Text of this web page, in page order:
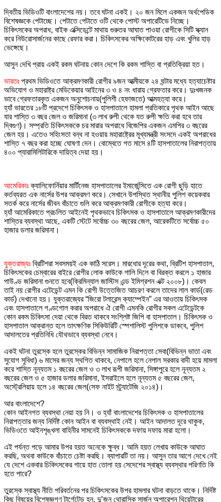
দ্বিতীয় ভিডিওটি বাংলাদেশের নয়। তবে ঘটনা একই। ২০ জন মিলে একজন অর্থপেডিক
বিশেষজ্ঞকে পেটাচ্ছে। পেটাতে পেটাতে ওটি থেকে পোস্ট অপারেটিভে নিচ্ছে।
চিকিৎসকের অপরাধ, বাইক এক্সিডেন্টে মাথায় গুরুতর আঘাত পাওয়া রোগীকে সিটি স্ক্যান
করে নিউরোসার্জনের কাছে রেফার করা। চিকিৎসকের অক্ষিকোটরের হাড় এবং খুলির হাড়
ভেঙ্গেছে।
আসুন দেখি প্রায় একই রকম ঘটনায় কোন দেশে কি রকম শাস্তি বা প্রতিক্রিয়া হত।
ভারতঃ প্রথম ভিডিওতে আক্রমণকারী রোগীর ৯জন আত্মীয়কে ২৪ ঘন্টার মধ্যে হত্যাচেষ্টার
অভিযোগ ও মহারাষ্ট্র মেডিকেয়ার আইনের ৩ ও ৪ নং ধারায় গ্রেফতার করে। দুঃখজনক
ভাবে গ্রেফতারকৃত একজন অনুশোচনায়(পুলিশী হেফাজতে) আত্মহত্যা করে।
হ্যাঁ ভারতের ১৮টি প্রদেশে চিকিৎসক ও হাসপাতালে হামলা প্রতিকারে পৃথক আইন আছে
যার শাস্তি ৩ বছর জেল ও জরিমানা (৩ লাখ রুপী থেকে যত রুপী ক্ষতি করা হবে তার
দ্বিগুণ)। সম্প্রতি চিকিৎসককে চর মারার অপরাধে বিজেপির একজন এমপির ৩ বছরের
জেল হয়। এতেও সহিংসতা বন্ধ না হওয়ায় মহারাষ্ট্রের মূখ্যমন্ত্রী সংসদে একই অপরাধের
শাস্তি ৭ বছর করা হচ্ছে ঘোষণা দেন। বোম্বেতে গত মাসে ৪টি হাসপাতালের নিরাপত্তায়
৪০০ প্যারামিলিটারিকে দায়িত্ব দেয়া হয়।
আমেরিকাঃক্যালিফোর্নিয়ার মার্টিনেজ হাসপাতালের ইমার্জেন্সিতে এক রোগী ছুড়ি হাতে
কর্তব্যরত এক নার্সের উপর আক্রমণ করে। সেখানে উপস্থিত স্থানীয় পুলিশ কয়েকবার
সতর্ক করে নার্সের জীবন বাঁচাতে গুলি করে আক্রমণকারী রোগীকে হত্যা করে।
হ্যাঁ আমেরিকাতে প্রচলিত আইনেই পৃথকভাবে চিকিৎসক ও হাসপাতালে আক্রমণকারীদের
শাস্তির ব্যবস্থা আছে, একটি স্টেটে সর্বোচ্চ ৩০ বছরের জেল, আরেকটিতে সর্বোচ্চ ৫০
হাজার ডলার জরিমানা।
যুক্তরাজ্যঃ ব্রিটিশরা সবসময়ই এক কাঠি সরেস। মারধোর দূরের কথা, ব্রিটিশ হাসপাতাল,
চিকিৎসকের চেম্বারের বাইরে রোগীর লোক কাউকে গালি দিলে বা বিরক্ত করলে ১ হাজার
পাউণ্ড জরিমানা গুনতে হবে(ক্রিমিন্যাল জাস্টিস এন্ড ইমিগ্রশন এক্ট ২০০৮)। কেবল
তাই নয় রোগীর এটেডেন্ট এমন কি রোগী উত্তেজিত আচরণ করলে তাদের লাল কার্ড(রেড
কার্ড) দেখানো হয়। যুক্তরাজ্যের “জিরো টলারেন্স ক্যাম্পেইন” এর আওতায় চিকিৎসক
এবং হাসপাতালে গণ্ডগোল করার অপরাধে ঐ রোগী এমনকি রোগীর সকল এটেডেন্টকে
কোন রকম চিকিৎসা দেয়া থেকে বিরত থাকবে সংশ্লিষ্ট জিপি বা হাসপাতাল। চিকিৎসক ও
হাসপাতাল আক্রান্ত হলে তাৎক্ষণিক সিকিউরিটি স্পেশালিস্ট পুলিশকে ডাকবে, পুলিশ
আদালতের প্রতিনিধি যৌথভাবে ব্যবস্থা নেবে।
একই ঘটনা তুরস্কে হলে তুরস্কের বিভিন্ন সামাজিক নিরাপত্তা সেবা(বিভিন্ন ভাতা এবং
সুযোগ সুবিধা) ৬ মাসের জন্য স্থগিত থাকবে, নেপালে হলে নেপাল সরকার বাদী হয়ে মামলা
করে শাস্তি নূন্যতম ১ বছরের জেল ও ৩ লাখ রূপী জরিমানা, সিঙ্গাপুরে হলে নূন্যতম ২
বছরের জেল ও ৫ হাজার ডলার জরিমানা, ইসরাইলে হলে নূন্যতম ৫ বছরের জেল,
অস্ট্রেলিয়ায় হলে ১৪ বছরের জেল(সেফ নাইট স্ট্র্যাটেজি ২০১৪)।
আর বাংলাদেশে?
কোন আইনগত ব্যবস্থা নেয়া হয় নি। ও হ্যাঁ বাংলাদেশের চিকিৎসক ও হাসপাতালের
নিরাপত্তার জন্য নির্দিষ্ট কোন আইন বা ব্যবস্থাই নেই। আইন আদালত দূরে থাকুক,
ভিডিওতে আইনশৃঙ্খলা বাহিনীর সামনেই চিকিৎসককে দফায় দফায় মারা হলো।
এই পর্যন্ত পড়ে আমার উপর হয়ত অনেকে ক্ষুব্ধ। আমি হয়ত লেখায় কাউকে আঘাত
করছি, অথবা কাউকে বাঁচাতে চেষ্টা করছি। ব্যাপারটি তা নয়। আসুন তার আগে দেখে নেই
যে দেশে একবার চিকিৎসকের গায়ে হাত তোলা হয় সেদেশের স্বাস্থ্য ব্যবস্থার পরিণতি কি
হতে পারে?
তুরস্কে স্বাস্থ্য নীতি পরিবর্তনের পর চিকিৎসকের উপর হামলার ঘটনা বাড়তে থাকে। নির্দিষ্ট
কিছু বিষয়ের বিশেষজ্ঞগণ টার্গেটেড হন, দু’জন থোরাসিক সার্জন অপারেশন থিয়েটারের